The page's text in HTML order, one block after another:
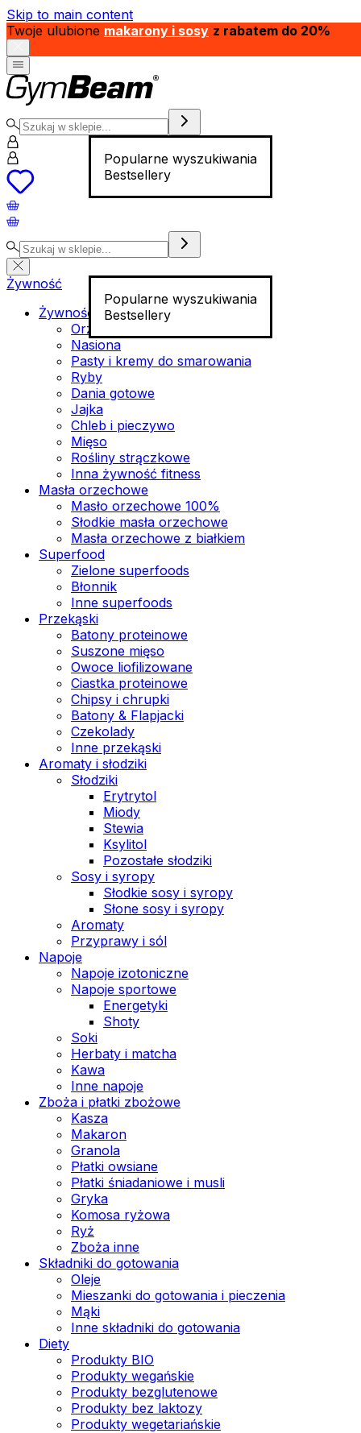
Skip to main content
Twoje ulubione makarony i sosy z rabatem do 20%
Popularne wyszukiwania
Bestsellery
Popularne wyszukiwania
Bestsellery
Żywność
Żywność funkcjonalna
Orzechy
Nasiona
Pasty i kremy do smarowania
Ryby
Dania gotowe
Jajka
Chleb i pieczywo
Mięso
Rośliny strączkowe
Inna żywność fitness
Masła orzechowe
Masło orzechowe 100%
Słodkie masła orzechowe
Masła orzechowe z białkiem
Superfood
Zielone superfoods
Błonnik
Inne superfoods
Przekąski
Batony proteinowe
Suszone mięso
Owoce liofilizowane
Ciastka proteinowe
Chipsy i chrupki
Batony & Flapjacki
Czekolady
Inne przekąski
Aromaty i słodziki
Słodziki
Erytrytol
Miody
Stewia
Ksylitol
Pozostałe słodziki
Sosy i syropy
Słodkie sosy i syropy
Słone sosy i syropy
Aromaty
Przyprawy i sól
Napoje
Napoje izotoniczne
Napoje sportowe
Energetyki
Shoty
Soki
Herbaty i matcha
Kawa
Inne napoje
Zboża i płatki zbożowe
Kasza
Makaron
Granola
Płatki owsiane
Płatki śniadaniowe i musli
Gryka
Komosa ryżowa
Ryż
Zboża inne
Składniki do gotowania
Oleje
Mieszanki do gotowania i pieczenia
Mąki
Inne składniki do gotowania
Diety
Produkty BIO
Produkty wegańskie
Produkty bezglutenowe
Produkty bez laktozy
Produkty wegetariańskie